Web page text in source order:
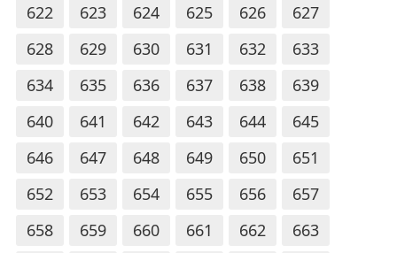
622
623 624 625 626
627
628
629 630 631 632
633
634
635 636 637 638
639
640
641 642 643 644
645
646
647 648 649 650
651
652
653 654 655 656
657
658
659 660 661 662
663